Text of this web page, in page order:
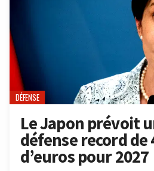
DÉFENSE
Le Japon prévoit
défense record
d’euros pour 2027